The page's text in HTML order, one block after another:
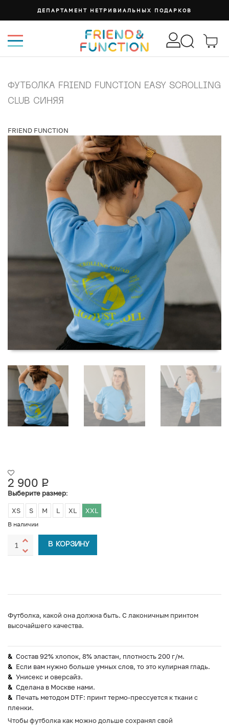
ДЕПАРТАМЕНТ НЕТРИВИАЛЬНЫХ ПОДАРКОВ
ФУТБОЛКА FRIEND FUNCTION EASY SCROLLING
CLUB СИНЯЯ
FRIEND FUNCTION
2 900 Р
УБ.
Выберите размер:
XS S M L XL XXL
В наличии
В КОРЗИНУ
Футболка, какой она должна быть. С лаконичным принтом
высочайшего качества.
Состав 92% хлопок, 8% эластан, плотность 200 г/м.
Если вам нужно больше умных слов, то это кулирная гладь.
Унисекс и оверсайз.
Сделана в Москве нами.
Печать методом DTF: принт термо-прессуется к ткани с
пленки.
Чтобы футболка как можно дольше сохранял свой